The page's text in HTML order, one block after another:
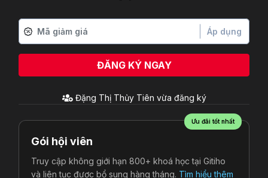
Áp dụng
ĐĂNG KÝ NGAY
Ưu đãi tốt nhất
Gói hội viên
Truy cập không giới hạn 800+ khoá học tại Gitiho
và liên tục được bổ sung hàng tháng. Tìm hiểu thêm